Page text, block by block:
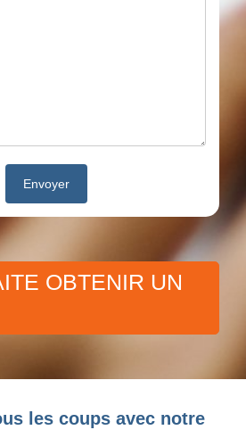
OBTENIR UN
les coups avec notre